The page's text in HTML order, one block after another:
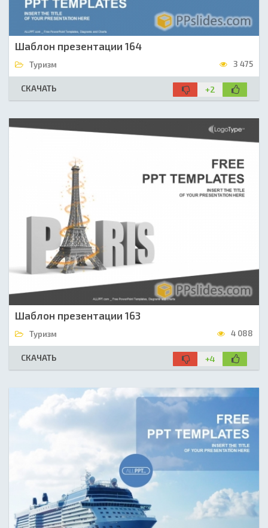
Шаблон презентации 164
Туризм 3 475
СКАЧАТЬ +2
Шаблон презентации 163
Туризм 4 088
СКАЧАТЬ +4